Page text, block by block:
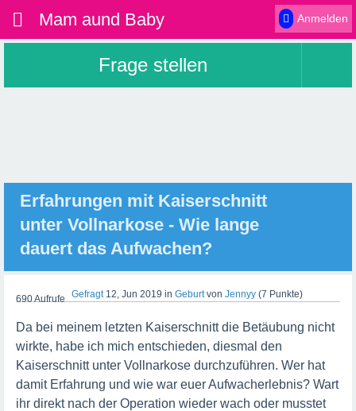
Anmelden
Mam aund Baby
Frage stellen
Erfahrungen mit Kaiserschnitt
unter Vollnarkose - Wie lange
dauert das Aufwachen?
690Aufrufe Gefragt 12, Jun 2019 in Geburt von Jennyy (7 Punkte)
Da bei meinem letzten Kaiserschnitt die Betäubung nicht
wirkte, habe ich mich entschieden, diesmal den
Kaiserschnitt unter Vollnarkose durchzuführen. Wer hat
damit Erfahrung und wie war euer Aufwacherlebnis? Wart
ihr direkt nach der Operation wieder wach oder musstet